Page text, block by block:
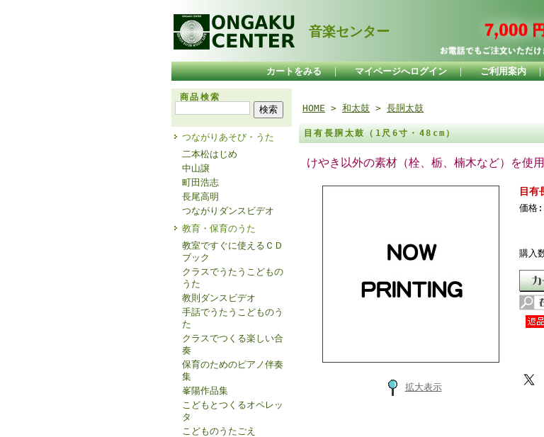
音楽センター
カートをみる ｜ マイページへログイン ｜ ご利用案内
商品検索
つながりあそび・うた
二本松はじめ
中山譲
町田浩志
長尾高明
つながりダンスビデオ
教育・保育のうた
教室ですぐに使えるＣＤ
ブック
クラスでうたうこどもの
うた
教則ダンスビデオ
手話でうたうこどものう
た
クラスでつくる楽しい合
奏
保育のためのピアノ伴奏
集
峯陽作品集
こどもとつくるオペレッ
タ
こどものうたごえ
HOME > 和太鼓 > 長胴太鼓
目有長胴太鼓（1尺6寸・48cm）
けやき以外の素材（栓、栃、楠木など）を使
拡大表示
目有
価格:
購入